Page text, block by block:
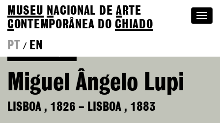
MUSEU NACIONAL DEA RTE
CONTEMPORÂNEA DOCHIADO
PT
/ EN
Miguel Ângelo Lupi
LISBOA , 1826 – LISBOA , 1883